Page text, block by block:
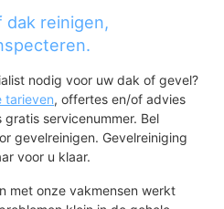
dak reinigen,
nodig voor uw dak of gevel?
tarieven, offertes en/of advies
servicenummer. Bel
gevelreinigen. Gevelreiniging
voor u klaar.
met onze vakmensen werkt